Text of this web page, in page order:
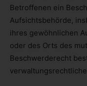
Betroffenen ein
Aufsichtsbehörde,
ihres gewöhnlichen
oder des Orts des
Beschwerderecht